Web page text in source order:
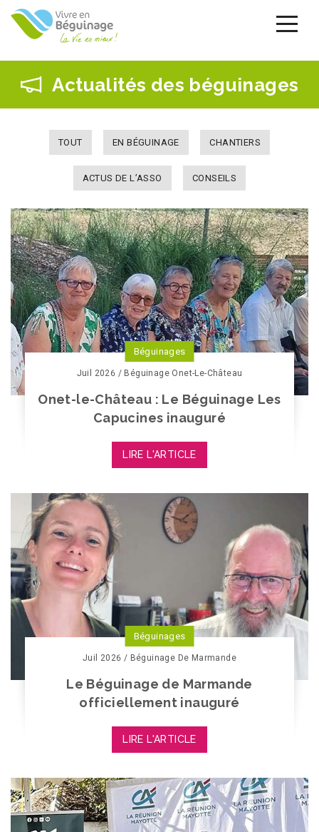
Aller
contenu
Actualités des béguinages
TOUT EN BÉGUINAGE CHANTIERS
ACTUS DE L’ASSO CONSEILS
Béguinages
Juil 2026 / Béguinage Onet-Le-Château
Onet-le-Château : Le Béguinage Les
Capucines inauguré
LIRE L'ARTICLE
Béguinages
Juil 2026 / Béguinage De Marmande
Le Béguinage de Marmande
officiellement inauguré
LIRE L'ARTICLE